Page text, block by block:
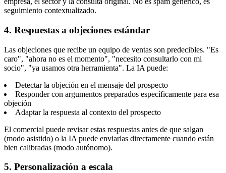
seguimiento contextualizado.
4. Respuestas a objeciones estándar
Las objeciones que recibe un equipo de ventas son predecibles. "Es
caro", "ahora no es el momento", "necesito consultarlo con mi
socio", "ya usamos otra herramienta". La IA puede:
Detectar la objeción en el mensaje del prospecto
Responder con argumentos preparados específicamente para esa
objeción
Adaptar la respuesta al contexto del prospecto
El comercial puede revisar estas respuestas antes de que salgan
(modo asistido) o la IA puede enviarlas directamente cuando están
bien calibradas (modo autónomo).
5. Personalización a escala